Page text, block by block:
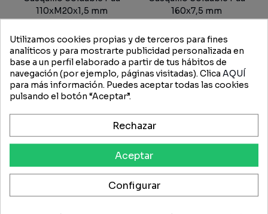
110xM20x1,5 mm
160x7,5 mm
-15% -10%
Utilizamos cookies propias y de terceros para fines
analíticos y para mostrarte publicidad personalizada en
base a un perfil elaborado a partir de tus hábitos de
navegación (por ejemplo, páginas visitadas). Clica AQUÍ
para más información. Puedes aceptar todas las cookies
pulsando el botón “Aceptar”.
Rechazar
Aceptar
Configurar